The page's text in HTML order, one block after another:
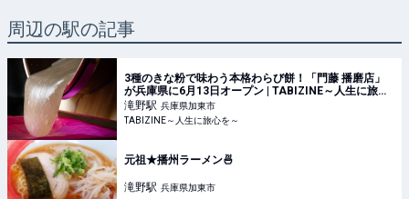
周辺の駅の記事
3種のきな粉で味わう本格わらび餅！「門藤 播磨店」
が兵庫県に6月13日オープン | TABIZINE～人生に旅心
を～
滝野駅 兵庫県加東市
TABIZINE～人生に旅心を～
元祖★播州ラーメン🍜
滝野駅 兵庫県加東市